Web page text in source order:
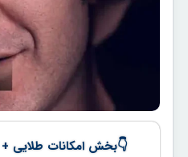
👇بخش امکانات طلایی